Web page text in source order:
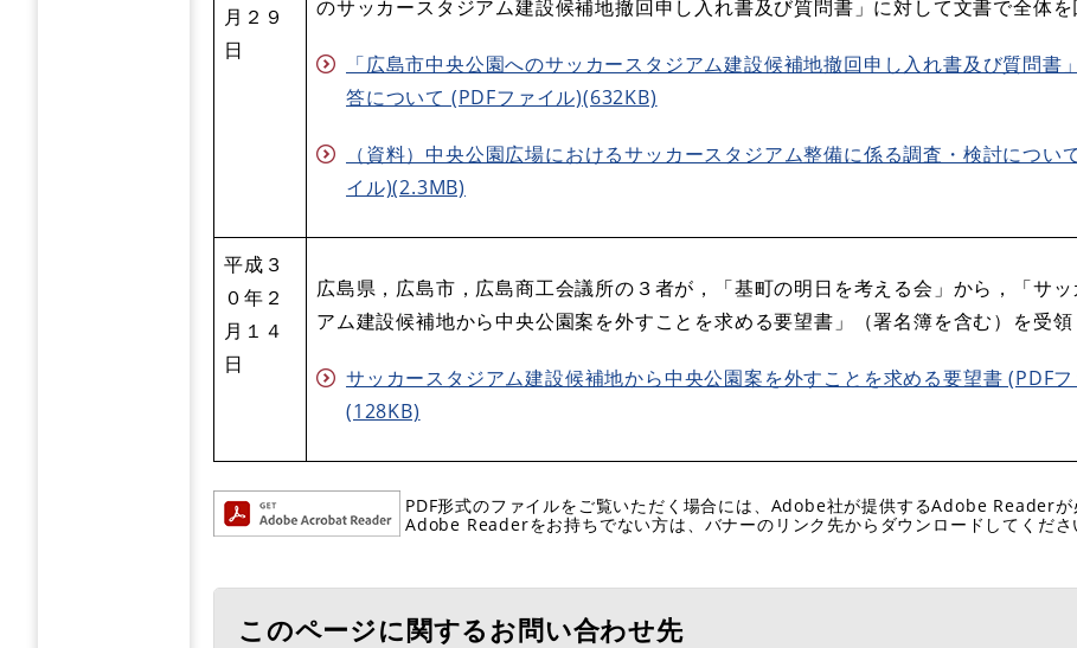
月２９
日
のサッカースタジアム建設候補地撤回申し入れ書及び質問書」に対して文書で全体を
「広島市中央公園へのサッカースタジアム建設候補地撤回申し入れ書及び質問書
答について (PDFファイル)(632KB)
（資料）中央公園広場におけるサッカースタジアム整備に係る調査・検討につい
イル)(2.3MB)
平成３
０年２
月１４
日
広島県，広島市，広島商工会議所の３者が，「基町の明日を考える会」から，「サ
アム建設候補地から中央公園案を外すことを求める要望書」（署名簿を含む）を受領
サッカースタジアム建設候補地から中央公園案を外すことを求める要望書 (PDF
(128KB)
PDF形式のファイルをご覧いただく場合には、Adobe社が提供するAdobe Readerが
Adobe Readerをお持ちでない方は、バナーのリンク先からダウンロードしてくださ
このページに関するお問い合わせ先